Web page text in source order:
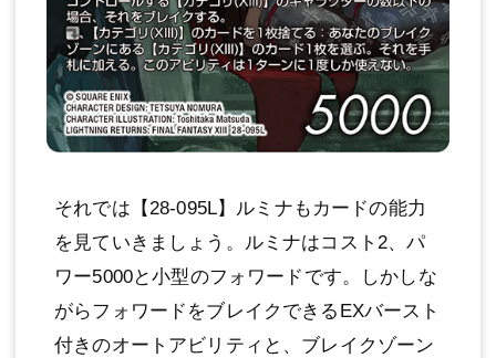
それでは【28-095L】ルミナもカードの能力
を見ていきましょう。ルミナはコスト2、パ
ワー5000と小型のフォワードです。しかしな
がらフォワードをブレイクできるEXバースト
付きのオートアビリティと、ブレイクゾーン